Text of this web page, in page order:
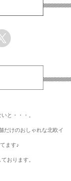
と・・・。
だけのおしゃれな北欧イ
ます♪
おります。